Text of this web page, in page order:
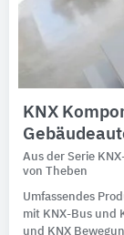
KNX
Aus der Serie
von Theben
Umfassendes
mit KNX-Bus und
und KNX